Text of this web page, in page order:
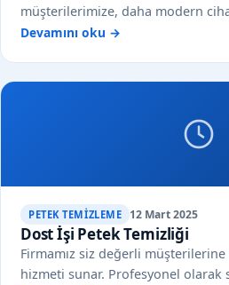
müşterilerimize, daha modern
Devamını oku →
PETEK TEMIZLEME 12 Mart 2025
Dost İşi Petek Temizliği
Firmamız siz değerli
hizmeti sunar. Profesyonel olarak